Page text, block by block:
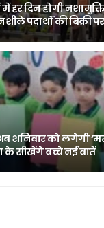
में हर दिन होगी
पदार्थों की बिक्री
शनिवार को लगेगी
के सीखेंगे बच्चे नई बातें